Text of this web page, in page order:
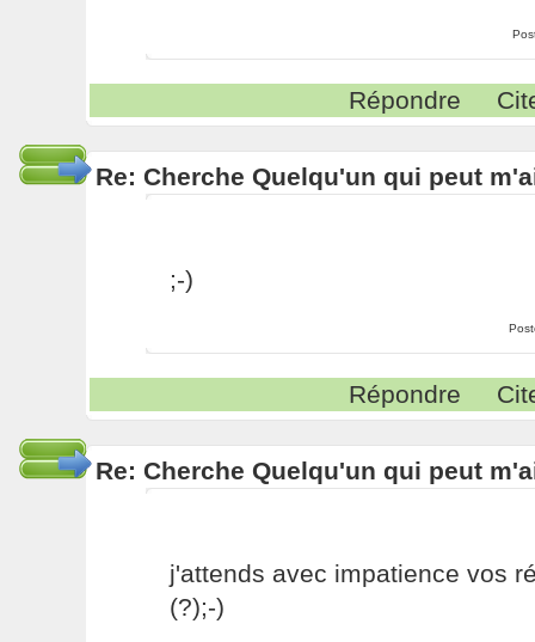
Répondre
Re: Cherche Quelqu'un qui peut
;-)
Répondre
Re: Cherche Quelqu'un qui peut
j'attends avec impatience vos
(?);-)